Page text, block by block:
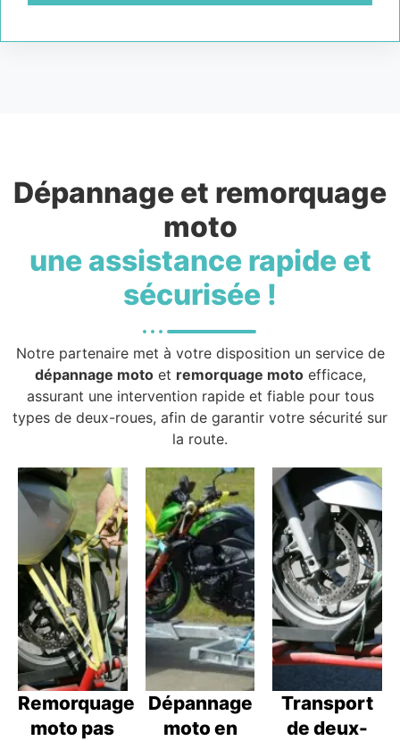
Dépannage et remorquage
moto
une assistance rapide et
sécurisée !
Notre partenaire met à votre disposition un service de
dépannage motoet remorquage motoefficace,
assurant une intervention rapide et fiable pour tous
types de deux-roues, afin de garantir votre sécurité sur
la route.
Remorquage
moto pas
Dépannage
moto en
Transport
de deux-